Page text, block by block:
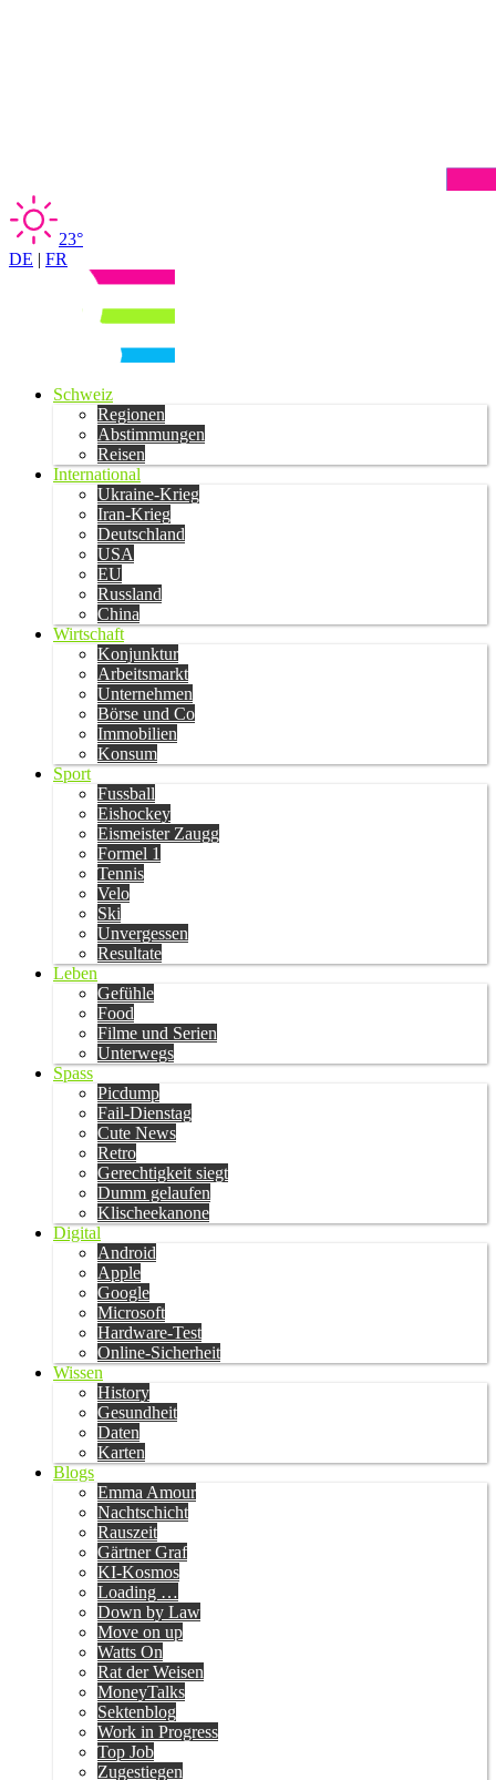
23°
DE | FR
Schweiz
Regionen
Abstimmungen
Reisen
International
Ukraine-Krieg
Iran-Krieg
Deutschland
USA
EU
Russland
China
Wirtschaft
Konjunktur
Arbeitsmarkt
Unternehmen
Börse und Co
Immobilien
Konsum
Sport
Fussball
Eishockey
Eismeister Zaugg
Formel 1
Tennis
Velo
Ski
Unvergessen
Resultate
Leben
Gefühle
Food
Filme und Serien
Unterwegs
Spass
Picdump
Fail-Dienstag
Cute News
Retro
Gerechtigkeit siegt
Dumm gelaufen
Klischeekanone
Digital
Android
Apple
Google
Microsoft
Hardware-Test
Online-Sicherheit
Wissen
History
Gesundheit
Daten
Karten
Blogs
Emma Amour
Nachtschicht
Rauszeit
Gärtner Graf
KI-Kosmos
Loading …
Down by Law
Move on up
Watts On
Rat der Weisen
MoneyTalks
Sektenblog
Work in Progress
Top Job
Zugestiegen